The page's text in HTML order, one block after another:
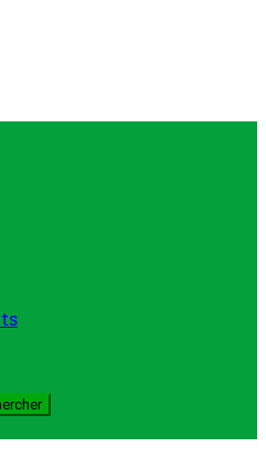
Nationale de la Culture,
festifs et une fenêtre
culturel nigérien